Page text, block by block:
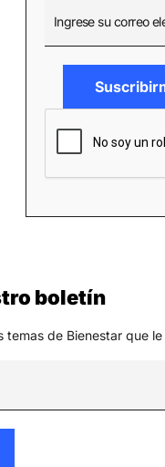
boletín
temas de Bienestar que